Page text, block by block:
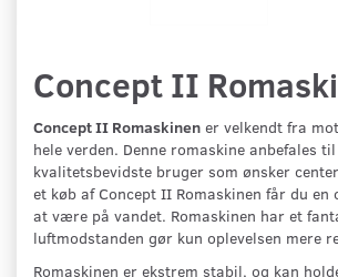
Concept II
Concept II Romaskinen er velkendt fra
hele verden. Denne romaskine anbefales
kvalitetsbevidste bruger som ønsker
et køb af Concept II Romaskinen får du en
at være på vandet. Romaskinen har et
luftmodstanden gør kun oplevelsen mere
Romaskinen er ekstrem stabil, og kan